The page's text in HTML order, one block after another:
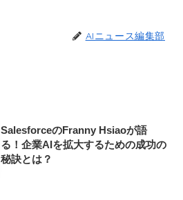
AIニュース編集部
SalesforceのFranny Hsiaoが語
る！企業AIを拡大するための成功の
秘訣とは？